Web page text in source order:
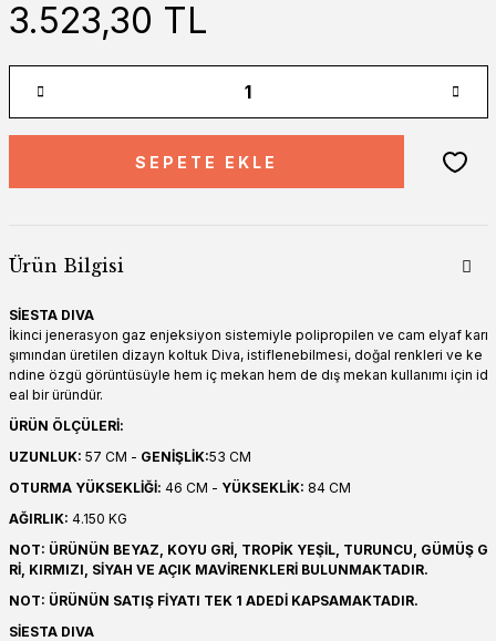
3.523,30 TL
SEPETE EKLE
Ürün Bilgisi
SİESTA DIVA
İkinci jenerasyon gaz enjeksiyon sistemiyle polipropilen ve cam elyaf karı
şımından üretilen dizayn koltuk Diva, istiflenebilmesi, doğal renkleri ve ke
ndine özgü görüntüsüyle hem iç mekan hem de dış mekan kullanımı için id
eal bir üründür.
ÜRÜN ÖLÇÜLERİ:
UZUNLUK: 57 CM - GENİŞLİK:53 CM
OTURMA YÜKSEKLİĞİ: 46 CM - YÜKSEKLİK: 84 CM
AĞIRLIK: 4.150 KG
NOT: ÜRÜNÜN BEYAZ, KOYU GRİ, TROPİK YEŞİL, TURUNCU, GÜMÜŞ G
Rİ, KIRMIZI, SİYAH VE AÇIK MAVİRENKLERİ BULUNMAKTADIR.
NOT: ÜRÜNÜN SATIŞ FİYATI TEK 1 ADEDİ KAPSAMAKTADIR.
SİESTA DIVA